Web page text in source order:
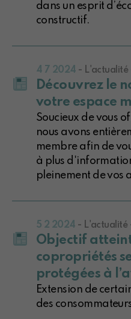
dans un esprit
constructif.
4 7 2024 - L'actualité
Découvrez le
votre espace
Soucieux de vous
nous avons
membre afin de
à plus
pleinement de vos
5 2 2024 - L'actualité
Objectif atteint
copropriétés
protégées à
Extension de
des